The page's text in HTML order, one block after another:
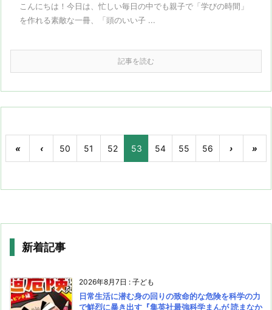
こんにちは！今日は、忙しい毎日の中でも親子で「学びの時間」
を作れる素敵な一冊、「頭のいい子 ...
記事を読む
« ‹ 50 51 52 53 54 55 56 › »
新着記事
2026年8月7日 : 子ども
日常生活に潜む身の回りの致命的な危険を科学の力
で鮮烈に暴き出す『集英社最強科学まんが 読まなか